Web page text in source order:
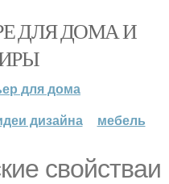
ДЛЯ ДОМА И
для дома
дизайна мебель
свойстваи